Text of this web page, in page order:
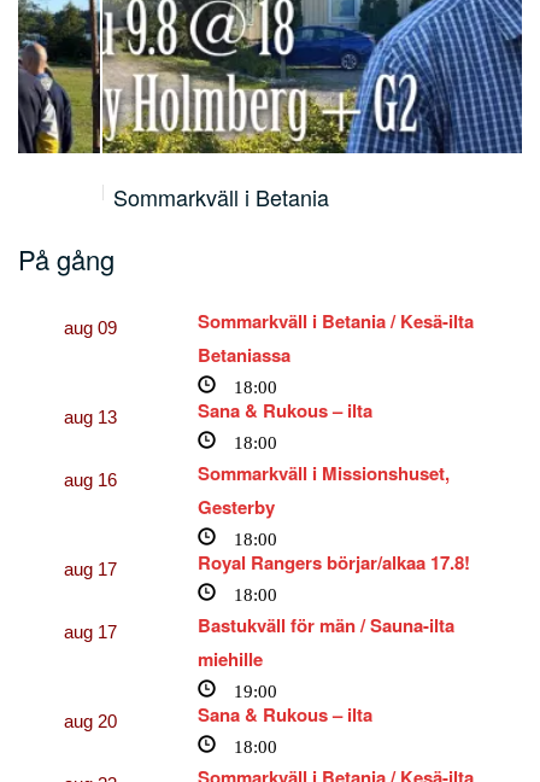
Sommarkväll i Betania
På gång
aug 09
Sommarkväll i Betania / Kesä-ilta
Betaniassa
18:00
aug 13 Sana & Rukous – ilta
18:00
aug 16
Sommarkväll i Missionshuset,
Gesterby
18:00
aug 17 Royal Rangers börjar/alkaa 17.8!
18:00
aug 17
Bastukväll för män / Sauna-ilta
miehille
19:00
aug 20 Sana & Rukous – ilta
18:00